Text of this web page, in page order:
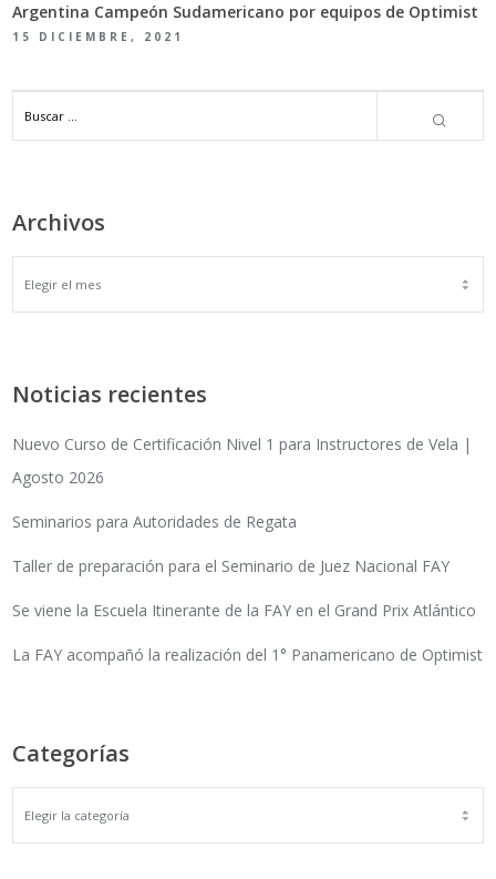
Argentina Campeón Sudamericano por equipos de Optimist
15 DICIEMBRE, 2021
Archivos
ARCHIVOS
Noticias recientes
Nuevo Curso de Certificación Nivel 1 para Instructores de Vela |
Agosto 2026
Seminarios para Autoridades de Regata
Taller de preparación para el Seminario de Juez Nacional FAY
Se viene la Escuela Itinerante de la FAY en el Grand Prix Atlántico
La FAY acompañó la realización del 1° Panamericano de Optimist
Categorías